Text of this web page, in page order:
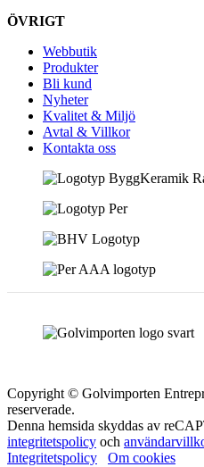
ÖVRIGT
Webbutik
Produkter
Bli kund
Nyheter
Kvalitet & Miljö
Avtal & Villkor
Kontakta oss
Copyright © Golvimporten
reserverade.
Denna hemsida skyddas av
integritetspolicy och
Integritetspolicy
Om cookies